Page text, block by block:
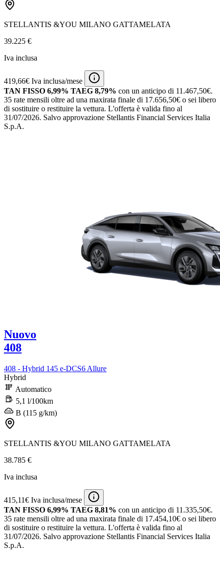
STELLANTIS &YOU MILANO GATTAMELATA
39.225 €
Iva inclusa
419,66€ Iva inclusa/mese
TAN FISSO 6,99% TAEG 8,79% con un anticipo di 11.467,50€.
35 rate mensili oltre ad una maxirata finale di 17.656,50€ o sei libero
di sostituire o restituire la vettura. L'offerta è valida fino al
31/07/2026. Salvo approvazione Stellantis Financial Services Italia
S.p.A.
Nuovo
408
408 - Hybrid 145 e-DCS6 Allure
Hybrid
Automatico
5,1 l/100km
B (115 g/km)
STELLANTIS &YOU MILANO GATTAMELATA
38.785 €
Iva inclusa
415,11€ Iva inclusa/mese
TAN FISSO 6,99% TAEG 8,81% con un anticipo di 11.335,50€.
35 rate mensili oltre ad una maxirata finale di 17.454,10€ o sei libero
di sostituire o restituire la vettura. L'offerta è valida fino al
31/07/2026. Salvo approvazione Stellantis Financial Services Italia
S.p.A.